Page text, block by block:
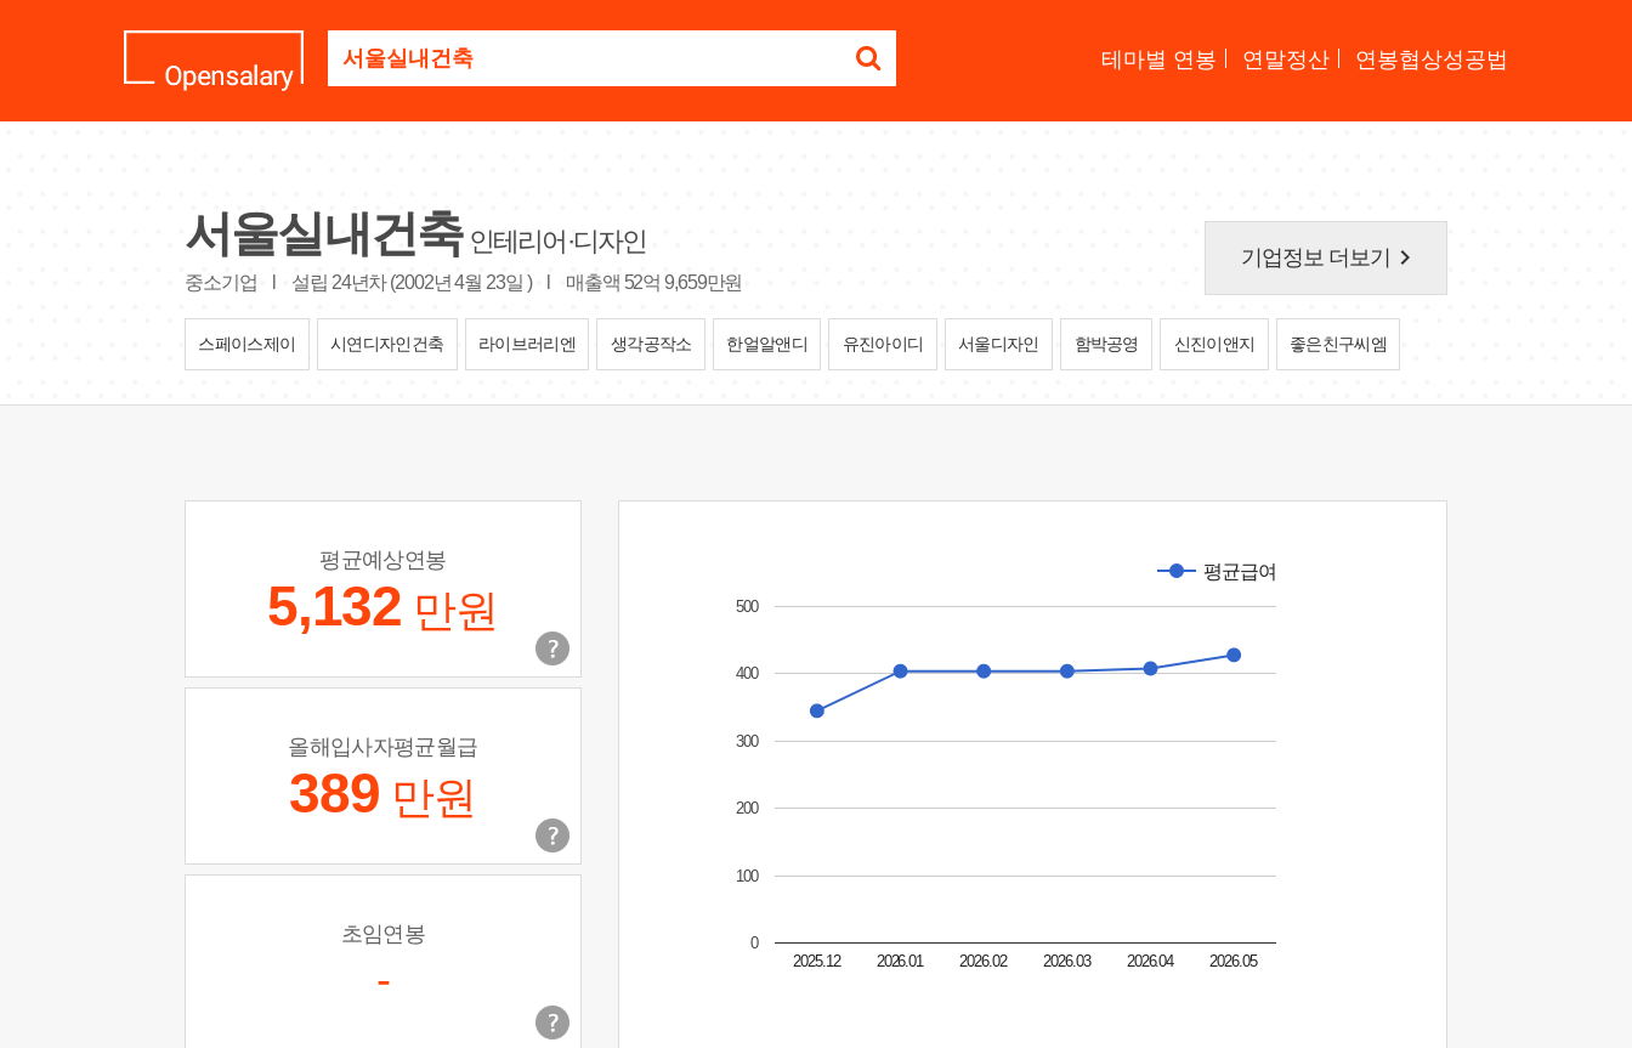
업
명
요
테마별 연봉 연말정산 연봉협상성공법
서울실내건축 인테리어·디자인
중소기업 설립 24년차 (2002년 4월 23일 ) 매출액 52억 9,659만원
기업정보 더보기 keyboard_arrow_right
스페이스제이 시연디자인건축 라이브러리엔 생각공작소 한얼알앤디 유진아이디 서울디자인 함박공영 신진이앤지 좋은친구씨엠
평균예상연봉
5,132 만원
올해입사자평균월급
389 만원
초임연봉
-
평균급여
2025.12 2026.01 2026.02 2026.03 2026.04 2026.05
0
100
200
300
400
500